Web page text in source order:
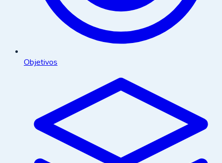
Objetivos